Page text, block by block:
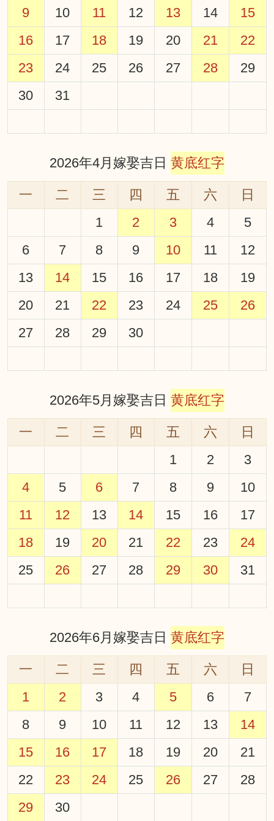
9
10 11 12 13 14
15
16
17 18 19 20 21
22
23
24 25 26 27 28
29
30
31
2026年4月嫁娶吉日 黄底红字
一 二 三 四 五 六
日
1
2 3 4
5
6
7 8 9 10 11
12
13
14 15 16 17 18
19
20
21 22 23 24 25
26
27
28 29 30
2026年5月嫁娶吉日 黄底红字
一 二 三 四 五 六
日
1
2
3
4
5 6 7 8 9
10
11
12 13 14 15 16
17
18
19 20 21 22 23
24
25
26 27 28 29 30 31
2026年6月嫁娶吉日 黄底红字
一 二 三 四 五 六
日
1
2 3 4 5 6
7
8
9 10 11 12 13
14
15
16 17 18 19 20
21
22
23 24 25 26 27
28
29
30